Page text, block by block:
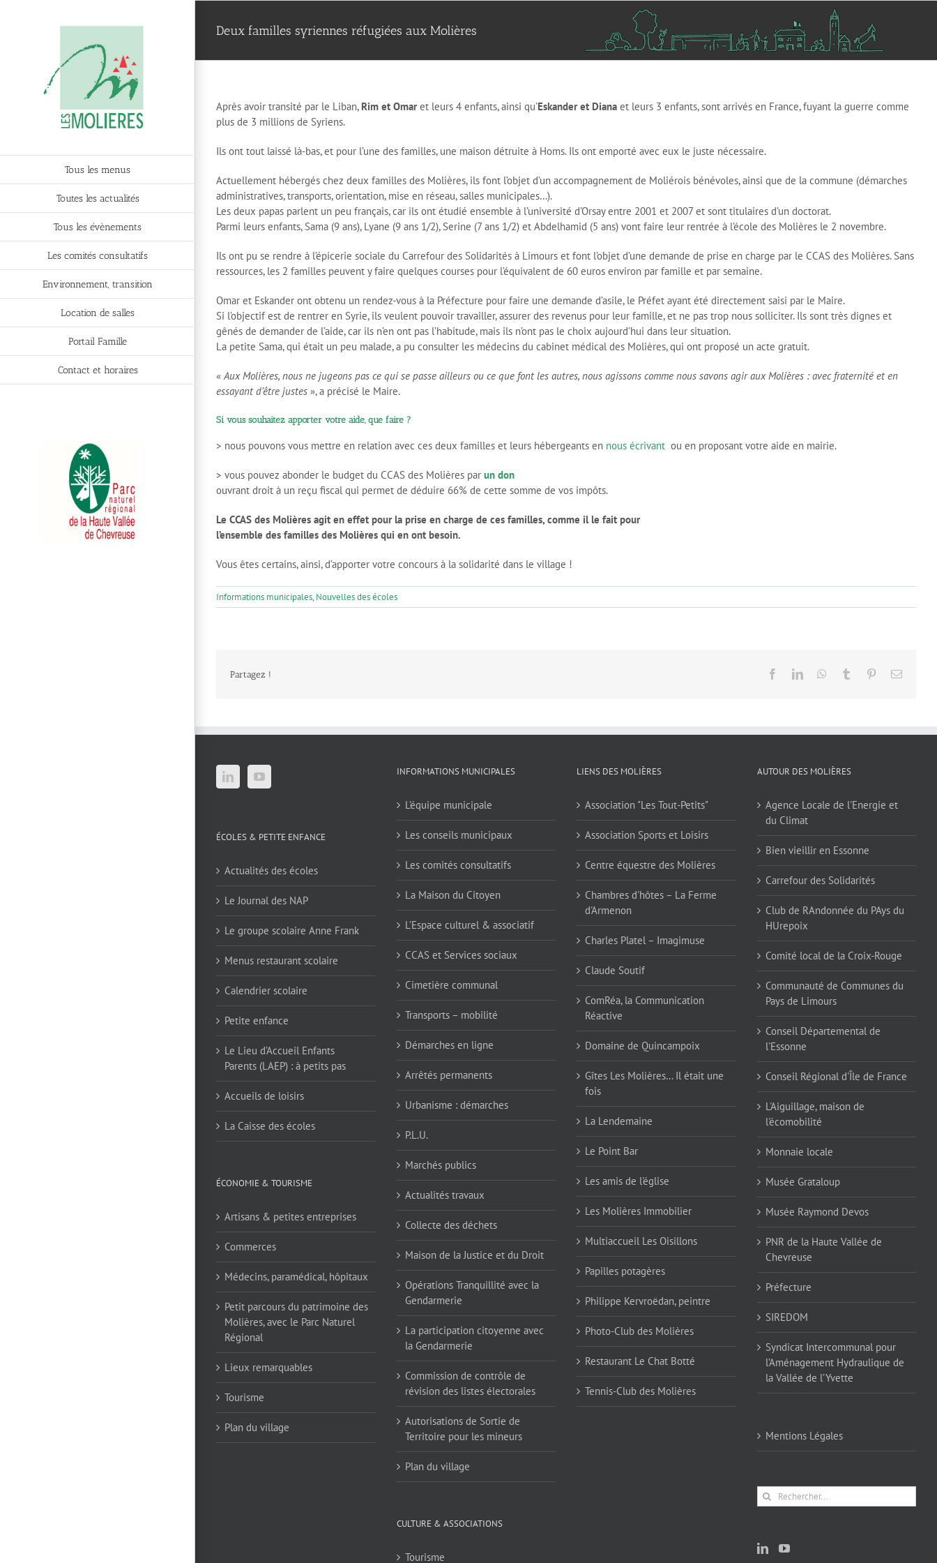
Tous les menus
Toutes les actualités
Tous les évènements
Les comités consultatifs
Environnement, transition
Location de salles
Portail Famille
Contact et horaires
Deux familles syriennes réfugiées aux Molières
Après avoir transité par le Liban, Rim et Omaret leurs 4 enfants, ainsi qu’Eskander et Diana et leurs 3 enfants, sont arrivés en France, fuyant la guerre comme
plus de 3 millions de Syriens.
Ils ont tout laissé là-bas, et pour l’une des familles, une maison détruite à Homs. Ils ont emporté avec eux le juste nécessaire.
Actuellement hébergés chez deux familles des Molières, ils font l’objet d’un accompagnement de Moliérois bénévoles, ainsi que de la commune (démarches
administratives, transports, orientation, mise en réseau, salles municipales…).
Les deux papas parlent un peu français, car ils ont étudié ensemble à l’université d’Orsay entre 2001 et 2007 et sont titulaires d’un doctorat.
Parmi leurs enfants, Sama (9 ans), Lyane (9 ans 1/2), Serine (7 ans 1/2) et Abdelhamid (5 ans) vont faire leur rentrée à l’école des Molières le 2 novembre.
Ils ont pu se rendre à l’épicerie sociale du Carrefour des Solidarités à Limours et font l’objet d’une demande de prise en charge par le CCAS des Molières. Sans
ressources, les 2 familles peuvent y faire quelques courses pour l’équivalent de 60 euros environ par famille et par semaine.
Omar et Eskander ont obtenu un rendez-vous à la Préfecture pour faire une demande d’asile, le Préfet ayant été directement saisi par le Maire.
Si l’objectif est de rentrer en Syrie, ils veulent pouvoir travailler, assurer des revenus pour leur famille, et ne pas trop nous solliciter. Ils sont très dignes et
gênés de demander de l’aide, car ils n’en ont pas l’habitude, mais ils n’ont pas le choix aujourd’hui dans leur situation.
La petite Sama, qui était un peu malade, a pu consulter les médecins du cabinet médical des Molières, qui ont proposé un acte gratuit.
«Aux Molières, nous ne jugeons pas ce qui se passe ailleurs ou ce que font les autres, nous agissons comme nous savons agir aux Molières : avec fraternité et en
essayant d’être justes », a précisé le Maire.
Si vous souhaitez apporter votre aide, que faire ?
> nous pouvons vous mettre en relation avec ces deux familles et leurs hébergeants en nous écrivant ou en proposant votre aide en mairie.
> vous pouvez abonder le budget du CCAS des Molières par un don
ouvrant droit à un reçu fiscal qui permet de déduire 66% de cette somme de vos impôts.
Le CCAS des Molières agit en effet pour la prise en charge de ces familles, comme il le fait pour
l’ensemble des familles des Molières qui en ont besoin.
Vous êtes certains, ainsi, d’apporter votre concours à la solidarité dans le village !
Informations municipales, Nouvelles des écoles
Partagez ! FacebookLinkedInWhatsApp
Tumblr PinterestEmail
ÉCOLES & PETITE ENFANCE
Actualités des écoles
Le Journal des NAP
Le groupe scolaire Anne Frank
Menus restaurant scolaire
Calendrier scolaire
Petite enfance
Le Lieu d’Accueil Enfants
Parents (LAEP) : à petits pas
Accueils de loisirs
La Caisse des écoles
ÉCONOMIE & TOURISME
Artisans & petites entreprises
Commerces
Médecins, paramédical, hôpitaux
Petit parcours du patrimoine des
Molières, avec le Parc Naturel
Régional
Lieux remarquables
Tourisme
Plan du village
INFORMATIONS MUNICIPALES
L’équipe municipale
Les conseils municipaux
Les comités consultatifs
La Maison du Citoyen
L’Espace culturel & associatif
CCAS et Services sociaux
Cimetière communal
Transports – mobilité
Démarches en ligne
Arrêtés permanents
Urbanisme : démarches
P.L.U.
Marchés publics
Actualités travaux
Collecte des déchets
Maison de la Justice et du Droit
Opérations Tranquillité avec la
Gendarmerie
La participation citoyenne avec
la Gendarmerie
Commission de contrôle de
révision des listes électorales
Autorisations de Sortie de
Territoire pour les mineurs
Plan du village
CULTURE & ASSOCIATIONS
Tourisme
LIENS DES MOLIÈRES
Association "Les Tout-Petits"
Association Sports et Loisirs
Centre équestre des Molières
Chambres d'hôtes – La Ferme
d'Armenon
Charles Platel – Imagimuse
Claude Soutif
ComRéa, la Communication
Réactive
Domaine de Quincampoix
Gîtes Les Molières… Il était une
fois
La Lendemaine
Le Point Bar
Les amis de l'église
Les Molières Immobilier
Multiaccueil Les Oisillons
Papilles potagères
Philippe Kervroëdan, peintre
Photo-Club des Molières
Restaurant Le Chat Botté
Tennis-Club des Molières
AUTOUR DES MOLIÈRES
Agence Locale de l'Energie et
du Climat
Bien vieillir en Essonne
Carrefour des Solidarités
Club de RAndonnée du PAys du
HUrepoix
Comité local de la Croix-Rouge
Communauté de Communes du
Pays de Limours
Conseil Départemental de
l'Essonne
Conseil Régional d'Île de France
L'Aiguillage, maison de
l'écomobilité
Monnaie locale
Musée Grataloup
Musée Raymond Devos
PNR de la Haute Vallée de
Chevreuse
Préfecture
SIREDOM
Syndicat Intercommunal pour
l’Aménagement Hydraulique de
la Vallée de l’Yvette
Mentions Légales
Rechercher: